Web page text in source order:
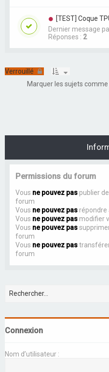
[TEST] Coque
Dernier message
Réponses : 2
Verrouillé
Marquer les sujets comme
Permissions du forum
Vous ne pouvez pas publier
forum
Vous ne pouvez pas répondre
Vous ne pouvez pas modifier
Vous ne pouvez pas
forum
Vous ne pouvez pas
forum
Connexion
Nom d’utilisateur :